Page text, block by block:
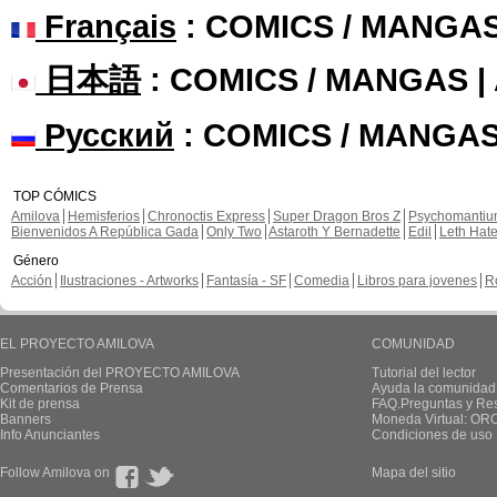
Français : COMICS /
日本語: COMICS / MANGAS |
Русский : COMICS /
TOP CÓMICS
Amilova
Hemisferios Chronoctis Express Super Dragon Bros Z
Bienvenidos A República Gada Only Two Astaroth Y Bernadette Edil
Leth Hate
Género
Acción
Ilustraciones - Artworks Fantasía - SF Comedia Libros para jovenes
EL PROYECTO AMILOVA
Presentación del PROYECTO AMILOVA
Comentarios de Prensa
Kit de prensa
Banners
Info Anunciantes
COMUNIDAD
Tutorial del lector
Ayuda la
FAQ.Preguntas y
Moneda Virtual:
Condiciones de uso
Follow Amilova on Mapa del sitio